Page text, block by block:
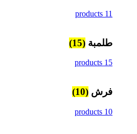
11 products
طلمبة (15)
15 products
فرش (10)
10 products